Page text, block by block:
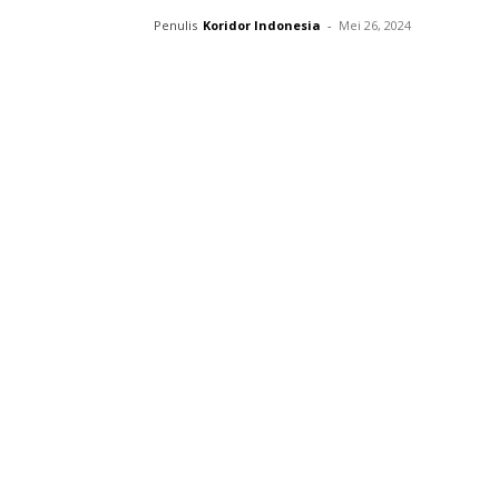
Penulis Koridor Indonesia - Mei 26, 2024